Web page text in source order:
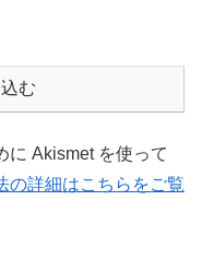
む
に Akismet を使って
の詳細はこちらをご覧